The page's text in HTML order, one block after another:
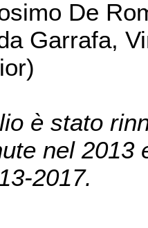
De
Garrafa,
è stato
nel 2013
2017.